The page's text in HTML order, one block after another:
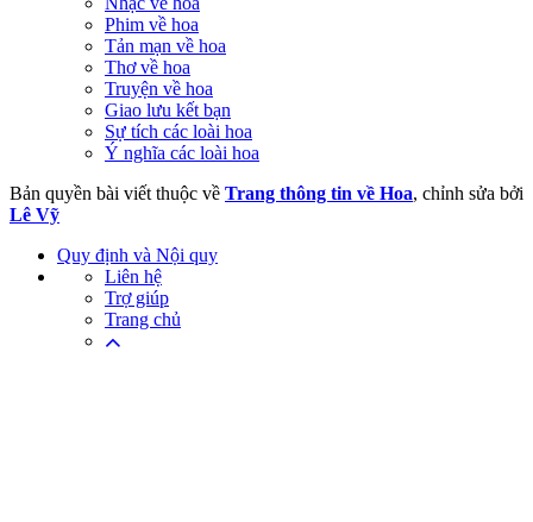
Phim về hoa
Tản mạn về hoa
Thơ về hoa
Truyện về hoa
Giao lưu kết bạn
Sự tích các loài hoa
Ý nghĩa các loài hoa
Bản quyền bài viết thuộc về Trang thông tin về Hoa, chỉnh sửa bởi
Lê Vỹ
Quy định và Nội quy
Liên hệ
Trợ giúp
Trang chủ